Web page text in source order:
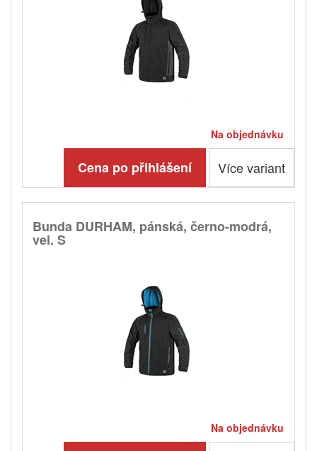
Na objednávku
Cena po přihlášení Více variant
Bunda DURHAM, pánská, černo-modrá,
vel. S
Na objednávku